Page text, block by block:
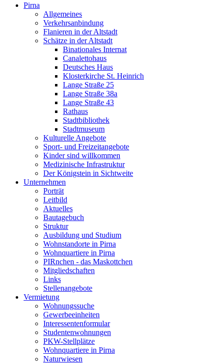
Pirna
Allgemeines
Verkehrsanbindung
Flanieren in der Altstadt
Schätze in der Altstadt
Binationales Internat
Canalettohaus
Deutsches Haus
Klosterkirche St. Heinrich
Lange Straße 25
Lange Straße 38a
Lange Straße 43
Rathaus
Stadtbibliothek
Stadtmuseum
Kulturelle Angebote
Sport- und Freizeitangebote
Kinder sind willkommen
Medizinische Infrastruktur
Der Königstein in Sichtweite
Unternehmen
Porträt
Leitbild
Aktuelles
Bautagebuch
Struktur
Ausbildung und Studium
Wohnstandorte in Pirna
Wohnquartiere in Pirna
PIRnchen - das Maskottchen
Mitgliedschaften
Links
Stellenangebote
Vermietung
Wohnungssuche
Gewerbeeinheiten
Interessentenformular
Studentenwohnungen
PKW-Stellplätze
Wohnquartiere in Pirna
Naturwiesen